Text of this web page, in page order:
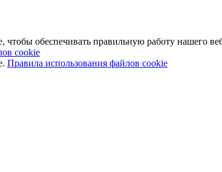
обеспечивать правильную работу нашего
cookie
Правила использования файлов cookie